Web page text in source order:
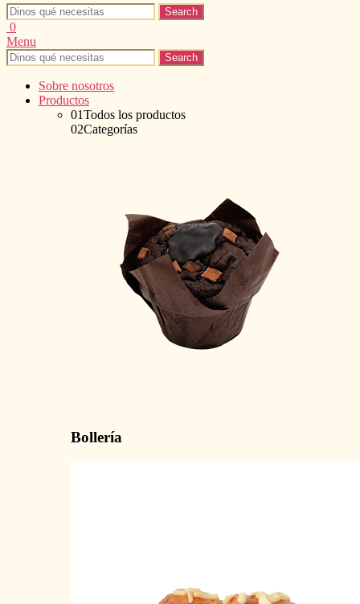
Search
for:
0
Menu
Search
for:
Sobre nosotros
Productos
01Todos los productos
02Categorías
Bollería